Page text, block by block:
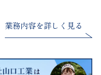
業務内容を詳しく見る